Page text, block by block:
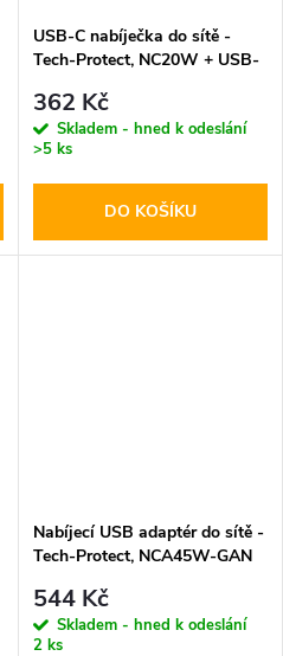
USB-C nabíječka do sítě -
Tech-Protect, NC20W + USB-
362 Kč
Skladem - hned k odeslání
>5 ks
DO KOŠÍKU
Nabíjecí USB adaptér do sítě -
Tech-Protect, NCA45W-GAN
kabel
544 Kč
Skladem - hned k odeslání
2 ks